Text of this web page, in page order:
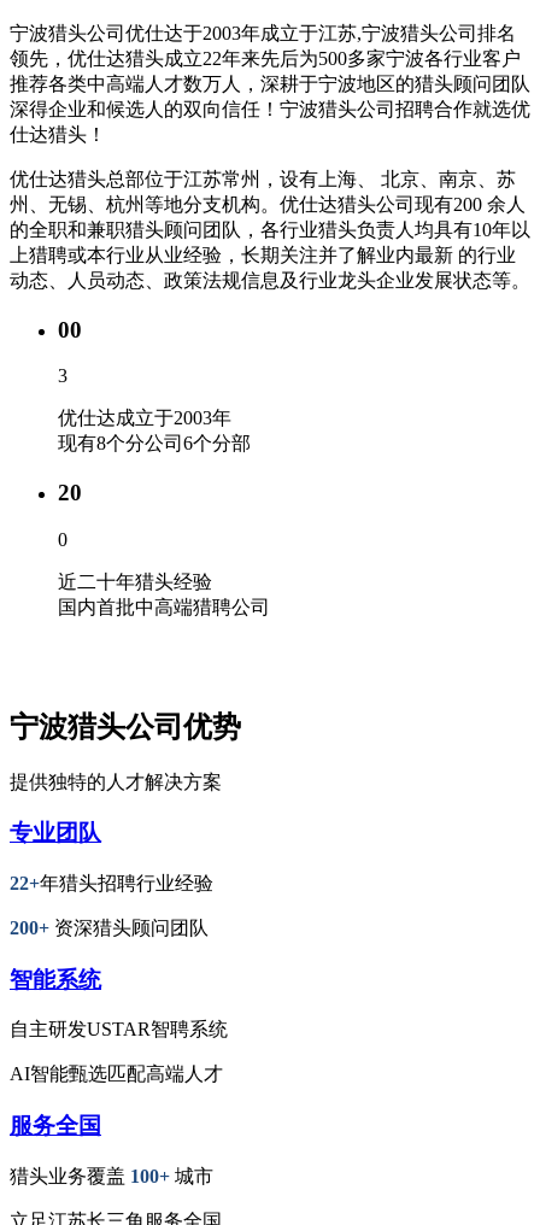
宁波猎头公司优仕达于2003年成立于江苏,宁波猎头公司排名
领先，优仕达猎头成立22年来先后为500多家宁波各行业客户
推荐各类中高端人才数万人，深耕于宁波地区的猎头顾问团队
深得企业和候选人的双向信任！宁波猎头公司招聘合作就选优
仕达猎头！
优仕达猎头总部位于江苏常州，设有上海、 北京、南京、苏
州、无锡、杭州等地分支机构。优仕达猎头公司现有200 余人
的全职和兼职猎头顾问团队，各行业猎头负责人均具有10年以
上猎聘或本行业从业经验，长期关注并了解业内最新 的行业
动态、人员动态、政策法规信息及行业龙头企业发展状态等。
00
3
优仕达成立于2003年
现有8个分公司6个分部
20
0
近二十年猎头经验
国内首批中高端猎聘公司
宁波猎头公司优势
提供独特的人才解决方案
专业团队
22+年猎头招聘行业经验
200+ 资深猎头顾问团队
智能系统
自主研发USTAR智聘系统
AI智能甄选匹配高端人才
服务全国
猎头业务覆盖 100+ 城市
立足江苏长三角服务全国